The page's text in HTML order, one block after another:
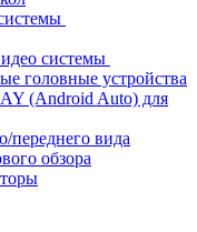
системы
головные устройства
(Android Auto) для
переднего вида
обзора